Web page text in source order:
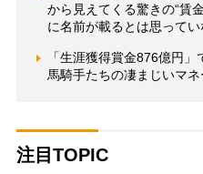
から見えてくる驚きの“賃
に名前が載るとは思ってい
「生涯獲得賞金876億円
馬騎手たちの凄まじいマ
注目TOPIC